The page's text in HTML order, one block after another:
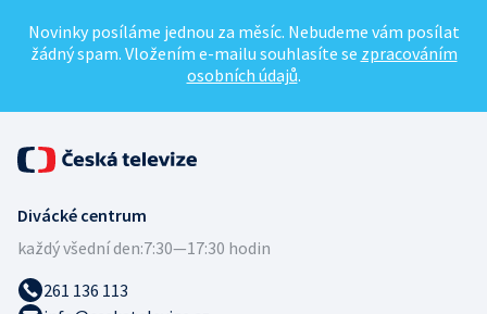
Novinky posíláme jednou za měsíc. Nebudeme vám posílat
žádný spam. Vložením e-mailu souhlasíte se zpracováním
osobních údajů.